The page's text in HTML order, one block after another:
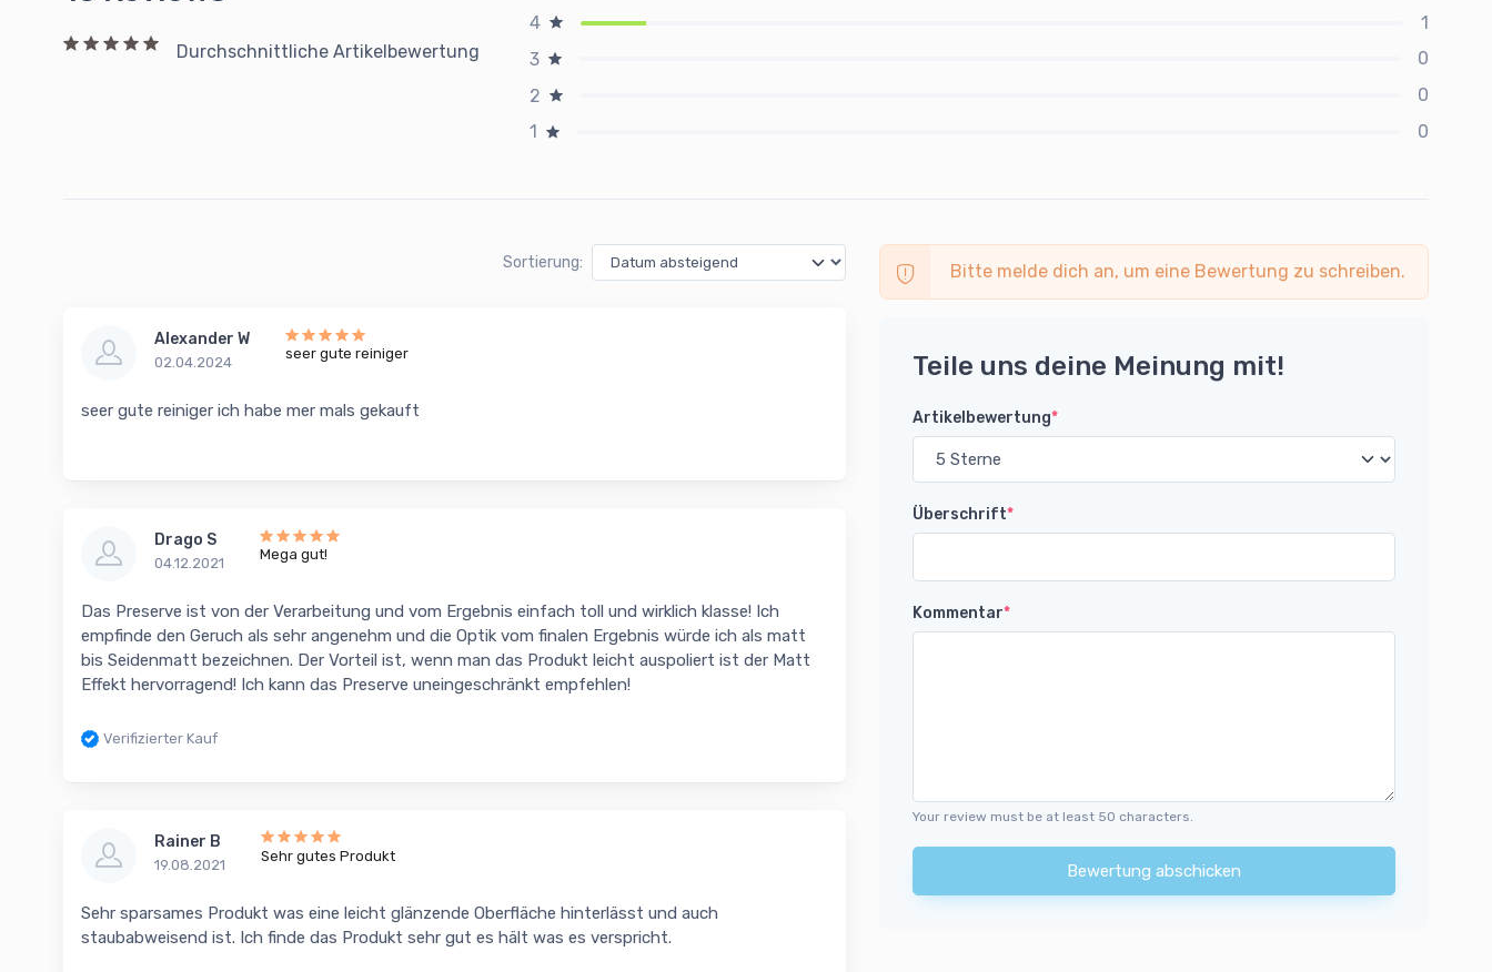
Durchschnittliche Artikelbewertung
4
1
3
0
2
0
1
0
Sortierung:
Alexander W
02.04.2024
seer gute reiniger
seer gute reiniger ich habe mer mals gekauft
Drago S
04.12.2021
Mega gut!
Das Preserve ist von der Verarbeitung und vom Ergebnis einfach toll und wirklich klasse! Ich
empfinde den Geruch als sehr angenehm und die Optik vom finalen Ergebnis würde ich als matt
bis Seidenmatt bezeichnen. Der Vorteil ist, wenn man das Produkt leicht auspoliert ist der Matt
Effekt hervorragend! Ich kann das Preserve uneingeschränkt empfehlen!
Verifizierter Kauf
Rainer B
19.08.2021
Sehr gutes Produkt
Sehr sparsames Produkt was eine leicht glänzende Oberfläche hinterlässt und auch
staubabweisend ist. Ich finde das Produkt sehr gut es hält was es verspricht.
Bitte melde dich an, um eine Bewertung zu schreiben.
Teile uns deine Meinung mit!
Artikelbewertung*
Überschrift*
Kommentar*
Your review must be at least 50 characters.
Bewertung abschicken